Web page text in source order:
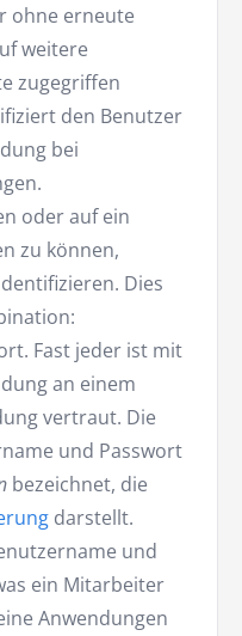
ohne erneute
weitere
zugegriffen
den Benutzer
bei
oder auf ein
zu können,
Dies
Fast jeder ist mit
an einem
vertraut. Die
und Passwort
bezeichnet, die
darstellt.
und
ein Mitarbeiter
Anwendungen